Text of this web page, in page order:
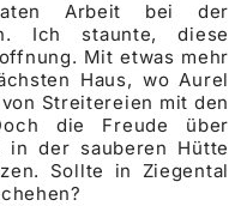
Arbeit bei der
Ich staunte, diese
Mit etwas mehr
Haus, wo Aurel
Streitereien mit den
die Freude über
der sauberen Hütte
Sollte in Ziegental